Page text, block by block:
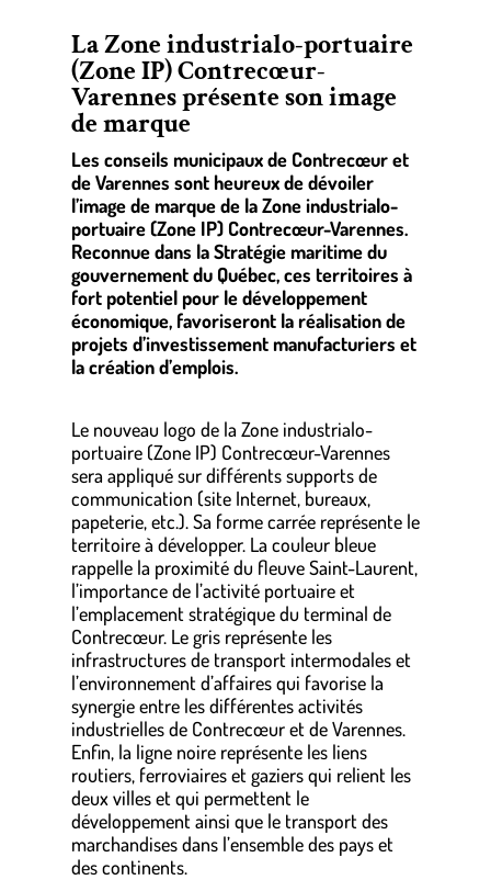
La Zone industrialo-portuaire
(Zone IP) Contrecœur-
Varennes présente son image
de marque
Les conseils municipaux de Contrecœur et
de Varennes sont heureux de dévoiler
l’image de marque de la Zone industrialo-
portuaire (Zone IP) Contrecœur-Varennes.
Reconnue dans la Stratégie maritime du
gouvernement du Québec, ces territoires à
fort potentiel pour le développement
économique, favoriseront la réalisation de
projets d’investissement manufacturiers et
la création d’emplois.
Le nouveau logo de la Zone industrialo-
portuaire (Zone IP) Contrecœur-Varennes
sera appliqué sur différents supports de
communication (site Internet, bureaux,
papeterie, etc.). Sa forme carrée représente le
territoire à développer. La couleur bleue
rappelle la proximité du fleuve Saint-Laurent,
l’importance de l’activité portuaire et
l’emplacement stratégique du terminal de
Contrecœur. Le gris représente les
infrastructures de transport intermodales et
l’environnement d’affaires qui favorise la
synergie entre les différentes activités
industrielles de Contrecœur et de Varennes.
Enfin, la ligne noire représente les liens
routiers, ferroviaires et gaziers qui relient les
deux villes et qui permettent le
développement ainsi que le transport des
marchandises dans l’ensemble des pays et
des continents.